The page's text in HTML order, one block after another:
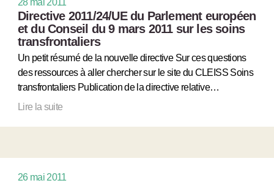
28 mai 2011
Directive 2011/24/UE du Parlement européen
et du Conseil du 9 mars 2011 sur les soins
transfrontaliers
Un petit résumé de la nouvelle directive Sur ces questions
des ressources à aller chercher sur le site du CLEISS Soins
transfrontaliers Publication de la directive relative…
Lire la suite
26 mai 2011